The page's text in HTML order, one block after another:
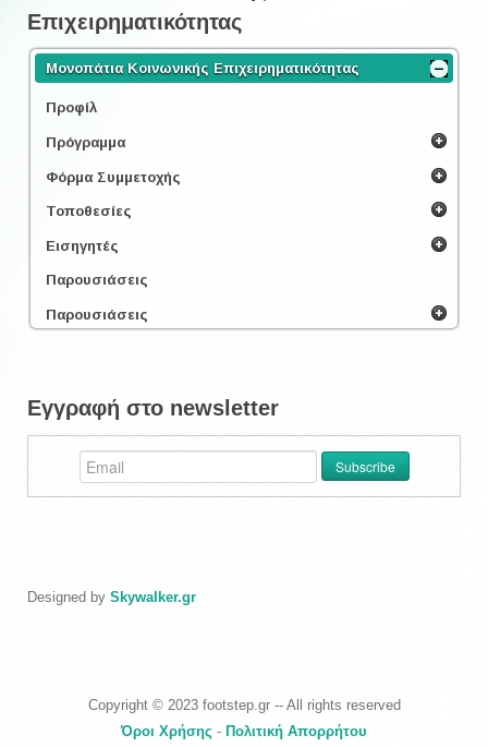
Επιχειρηματικότητας
Μονοπάτια Κοινωνικής Επιχειρηματικότητας
Προφίλ
Πρόγραμμα
Φόρμα Συμμετοχής
Τοποθεσίες
Εισηγητές
Παρουσιάσεις
Παρουσιάσεις
Εγγραφή στο newsletter
Designed by Skywalker.gr
Copyright © 2023 footstep.gr -- All rights reserved
Όροι Χρήσης - Πολιτική Απορρήτου